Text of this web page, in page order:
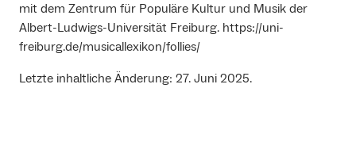
mit dem Zentrum für Populäre Kultur und Musik der
Albert-Ludwigs-Universität Freiburg. https://uni-
freiburg.de/musicallexikon/follies/
Letzte inhaltliche Änderung: 27. Juni 2025.